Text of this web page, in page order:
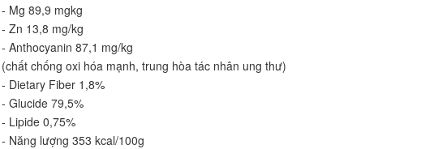
- Mg 89,9 mgkg
- Zn 13,8 mg/kg
- Anthocyanin 87,1 mg/kg
(chất chống oxi hóa mạnh, trung hòa tác nhân ung thư)
- Dietary Fiber 1,8%
- Glucide 79,5%
- Lipide 0,75%
- Năng lượng 353 kcal/100g